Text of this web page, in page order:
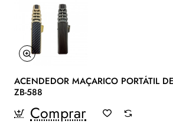
ACENDEDOR MAÇARICO PORTÁTIL
ZB-588
Comprar